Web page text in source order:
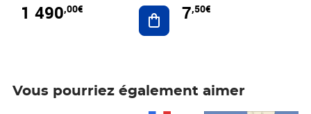
1 490,00€ Ajouter au panier
7,50€
Vous pourriez également aimer